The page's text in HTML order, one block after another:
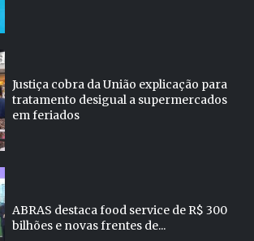
Justiça cobra da União explicação para
tratamento desigual a supermercados
em feriados
ABRAS destaca food service de R$ 300
bilhões e novas frentes de...